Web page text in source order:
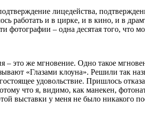
лицедейства,
работать и в цирке, и в кино, и в
– одна десятая того, что
это же мгновение. Одно такое
«Глазами клоуна». Решили так
удовольствие. Пришлось
что я, видимо, как манекен,
выставки у меня не было никакого